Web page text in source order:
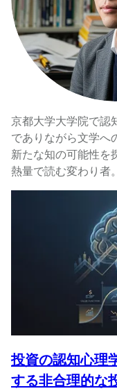
京都大学大学院で認
でありながら文学へ
新たな知の可能性を
熱量で読む変わり者。
投資の認知心理
する非合理的な